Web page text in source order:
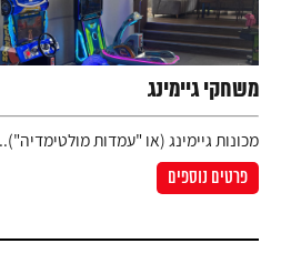
משחקי גיימינג
מכונות גיימינג (או "עמדות
פרטים נוספים